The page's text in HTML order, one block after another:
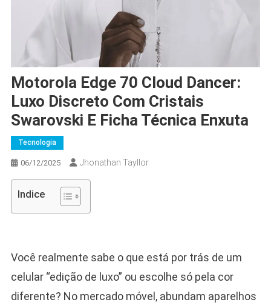
Motorola Edge 70 Cloud Dancer:
Luxo Discreto Com Cristais
Swarovski E Ficha Técnica Enxuta
Tecnologia
06/12/2025 Jhonathan Tayllor
Indice
Você realmente sabe o que está por trás de um
celular “edição de luxo” ou escolhe só pela cor
diferente? No mercado móvel, abundam aparelhos